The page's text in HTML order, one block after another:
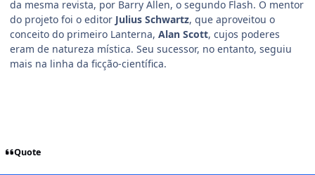
da mesma revista, por Barry Allen, o segundo Flash. O mentor
do projeto foi o editor Julius Schwartz, que aproveitou o
conceito do primeiro Lanterna, Alan Scott, cujos poderes
eram de natureza mística. Seu sucessor, no entanto, seguiu
mais na linha da ficção-científica.
Quote